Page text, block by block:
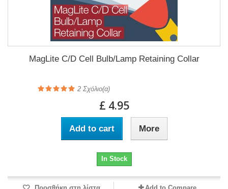
MagLite C/D Cell Bulb/Lamp Retaining Collar
2 Σχόλιο(α)
£ 4.95
Add to cart More
In Stock